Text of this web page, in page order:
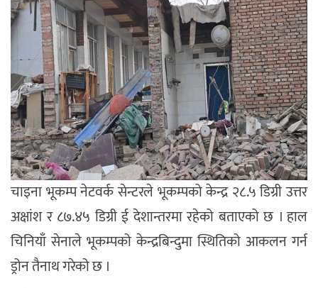
चाइना भूकम्प नेटवर्क सेन्टरले भूकम्पको केन्द्र २८.५ डिग्री उत्तर
अक्षांश र ८७.४५ डिग्री ई देशान्तरमा रहेको बताएको छ । हाल
चिनियाँ सेनाले भूकम्पको केन्द्रबिन्दुमा स्थितिको आकलन गर्न
ड्रोन तैनाथ गरेको छ ।